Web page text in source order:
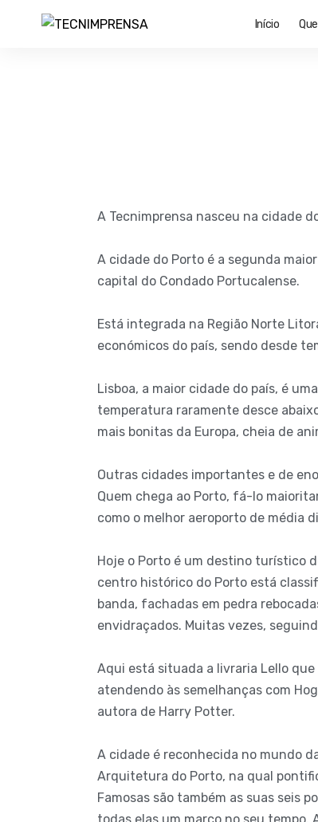
Início
A Tecnimprensa nasceu na cidade
A cidade do Porto é a segunda
capital do Condado Portucalense.
Está integrada na Região Norte
económicos do país, sendo desde
Lisboa, a maior cidade do país, é
temperatura raramente desce
mais bonitas da Europa, cheia de
Outras cidades importantes e de
Quem chega ao Porto, fá-lo
como o melhor aeroporto de média
Hoje o Porto é um destino turístico
centro histórico do Porto está
banda, fachadas em pedra
envidraçados. Muitas vezes,
Aqui está situada a livraria Lello
atendendo às semelhanças com
autora de Harry Potter.
A cidade é reconhecida no mundo
Arquitetura do Porto, na qual
Famosas são também as suas seis